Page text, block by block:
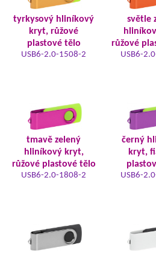
tyrkysový hliníkový
kryt, růžové
plastové tělo
USB6-2.0-1508-2
světle
růžové
USB6-
tmavě zelený
hliníkový kryt,
růžové plastové tělo
USB6-2.0-1808-2
černý
kryt,
USB6-